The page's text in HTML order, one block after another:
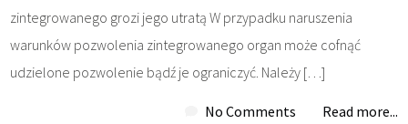
zintegrowanego grozi jego utratą W przypadku naruszenia
warunków pozwolenia zintegrowanego organ może cofnąć
udzielone pozwolenie bądź je ograniczyć. Należy […]
No Comments Read more...